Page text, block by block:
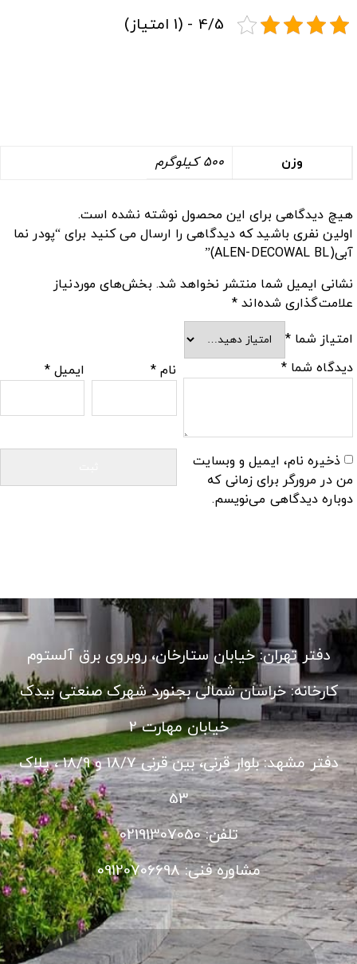
4/5 - (1 امتیاز)
وزن 500 کیلوگرم
هیچ دیدگاهی برای این محصول نوشته نشده است.
اولین نفری باشید که دیدگاهی را ارسال می کنید برای “پودر نما
آبی(ALEN-DECOWAL BL)”
نشانی ایمیل شما منتشر نخواهد شد. بخش‌های موردنیاز
علامت‌گذاری شده‌اند *
امتیاز شما*
دیدگاه شما* نام * ایمیل*
ذخیره نام، ایمیل و وبسایت
من در مرورگر برای زمانی که
دوباره دیدگاهی می‌نویسم.
دفتر تهران: خیابان ستارخان، روبروی برق آلستوم
کارخانه: خراسان شمالی بجنورد شهرک صنعتی بیدک
خیابان مهارت 2
دفتر مشهد: بلوار قرنی، بین قرنی 18/7 و 18/9 ، پلاک
53
تلفن: 02191307050
مشاوره فنی: 09120706698